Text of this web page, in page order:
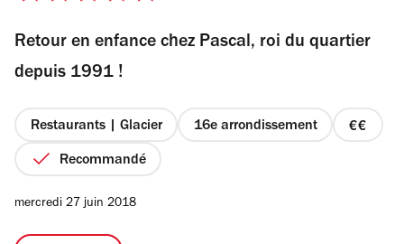
5
étoiles
Retour en enfance chez Pascal, roi du quartier
depuis 1991 !
Restaurants | Glacier 16e arrondissement
prix
Recommandé
mercredi 27 juin 2018